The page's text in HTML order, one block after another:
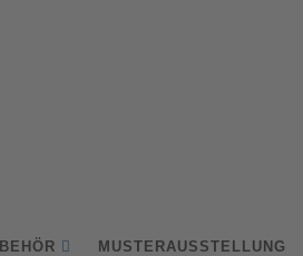
MUSTERAUSSTELLUNG